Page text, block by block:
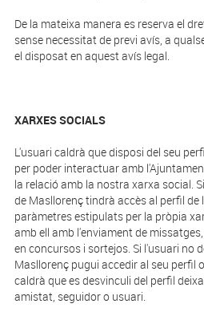
De la mateixa manera es reserva el
sense necessitat de previ avís, a
el disposat en aquest avís legal.
XARXES SOCIALS
L'usuari caldrà que disposi del seu
per poder interactuar amb
la relació amb la nostra xarxa social.
de Masllorenç tindrà accès al perfil
paràmetres estipulats per la pròpia
amb ell amb l'enviament de
en concursos i sortejos. Si l'usuari no
Masllorenç pugui accedir al seu perfil
caldrà que es desvinculi del perfil
amistat, seguidor o usuari.